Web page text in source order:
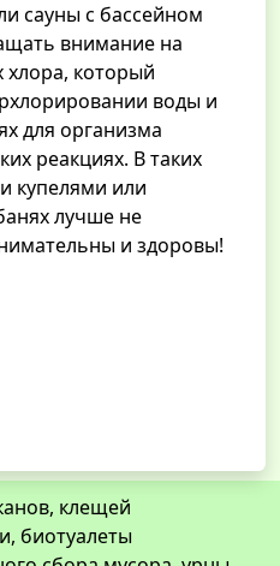
сауны с бассейном
внимание на
хлора, который
воды и
для организма
реакциях. В таких
купелями или
лучше не
и здоровы!
клещей
биотуалеты